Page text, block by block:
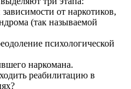
от наркотиков,
(так называемой
психологической
наркомана.
реабилитацию в